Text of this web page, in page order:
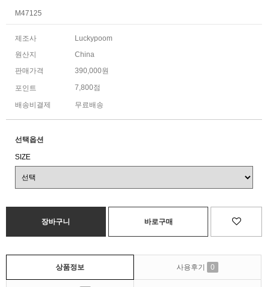
M47125
제조사
Luckypoom
원산지
China
판매가격
390,000원
포인트 7,800점
배송비결제 무료배송
선택옵션
SIZE
상품정보 사용후기 0